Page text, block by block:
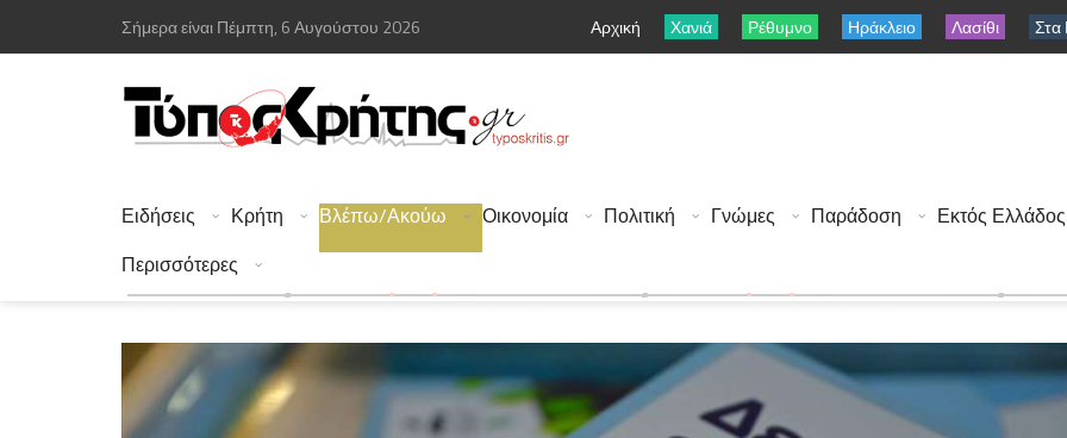
Σήμερα είναι Πέμπτη, 6 Αυγούστου 2026 Αρχική Χανιά Ρέθυμνο Ηράκλειο Λασίθι Στα
Ειδήσεις Κρήτη Βλέπω/Ακούω Οικονομία Πολιτική Γνώμες Παράδοση Εκτός Ελλάδος
Περισσότερες